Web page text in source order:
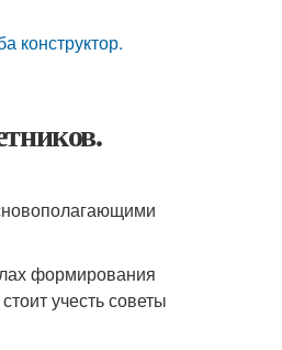
конструктор.
формирования
учесть советы